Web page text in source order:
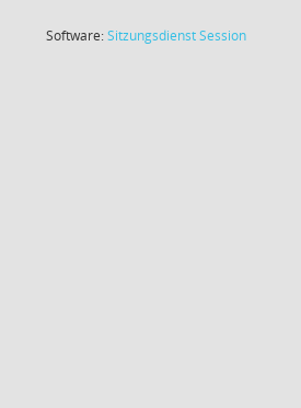
Software:SitzungsdienstSession(Wird in